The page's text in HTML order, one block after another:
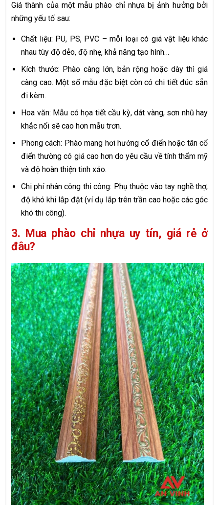
Giá thành của một mẫu phào chỉ nhựa bị ảnh hưởng bởi
những yếu tố sau:
Chất liệu: PU, PS, PVC – mỗi loại có giá vật liệu khác
nhau tùy độ dẻo, độ nhẹ, khả năng tạo hình…
Kích thước: Phào càng lớn, bản rộng hoặc dày thì giá
càng cao. Một số mẫu đặc biệt còn có chi tiết đúc sẵn
đi kèm.
Hoa văn: Mẫu có họa tiết cầu kỳ, dát vàng, sơn nhũ hay
khắc nổi sẽ cao hơn mẫu trơn.
Phong cách: Phào mang hơi hướng cổ điển hoặc tân cổ
điển thường có giá cao hơn do yêu cầu về tính thẩm mỹ
và độ hoàn thiện tinh xảo.
Chi phí nhân công thi công: Phụ thuộc vào tay nghề thợ,
độ khó khi lắp đặt (ví dụ lắp trên trần cao hoặc các góc
khó thi công).
3. Mua phào chỉ nhựa uy tín, giá rẻ ở
đâu?